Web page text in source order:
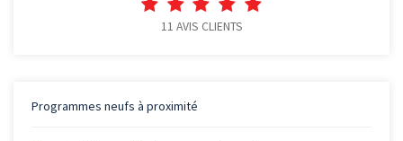
11 AVIS CLIENTS
Programmes neufs à proximité